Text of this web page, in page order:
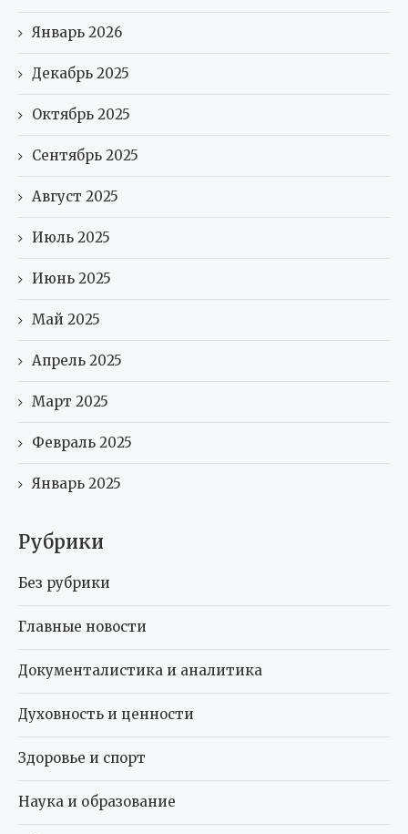
Январь 2026
Декабрь 2025
Октябрь 2025
Сентябрь 2025
Август 2025
Июль 2025
Июнь 2025
Май 2025
Апрель 2025
Март 2025
Февраль 2025
Январь 2025
Рубрики
Без рубрики
Главные новости
Документалистика и аналитика
Духовность и ценности
Здоровье и спорт
Наука и образование